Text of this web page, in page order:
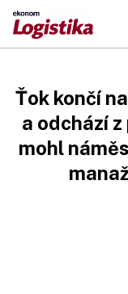
Ťok končí
a odchází
mohl